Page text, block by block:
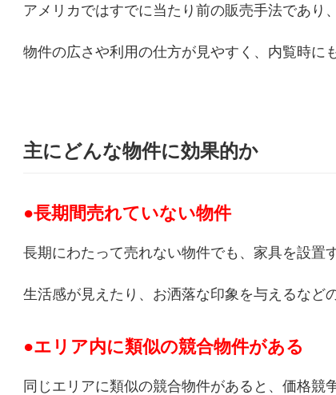
アメリカではすでに当たり前の販売手法であり
物件の広さや利用の仕方が見やすく、内覧時に
主にどんな物件に効果的か
●長期間売れていない物件
長期にわたって売れない物件でも、家具を設置
生活感が見えたり、お洒落な印象を与えるなど
●エリア内に類似の競合物件がある
同じエリアに類似の競合物件があると、価格競